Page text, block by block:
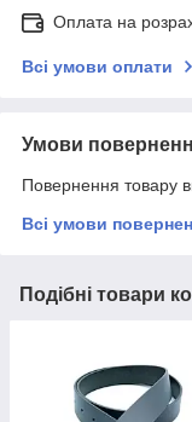
Оплата на
Всі умови оплати
Умови
Повернення товару
Всі умови
Подібні товари